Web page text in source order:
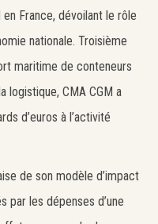
France, dévoilant le rôle
nationale. Troisième
maritime de conteneurs
logistique, CMA CGM a
d’euros à l’activité
de son modèle d’impact
par les dépenses d’une